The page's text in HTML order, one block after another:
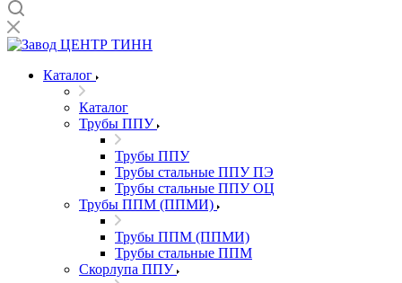
Каталог
Каталог
Трубы ППУ
Трубы ППУ
Трубы стальные ППУ ПЭ
Трубы стальные ППУ ОЦ
Трубы ППМ (ППМИ)
Трубы ППМ (ППМИ)
Трубы стальные ППМ
Скорлупа ППУ